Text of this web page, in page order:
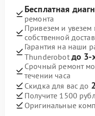
Бесплатная
ремонта
Привезем и
собственной
Гарантия на наши
Thunderobot до 3-
Срочный ремонт
течении часа
Скидка для вас до
Получите 1500
Оригинальные